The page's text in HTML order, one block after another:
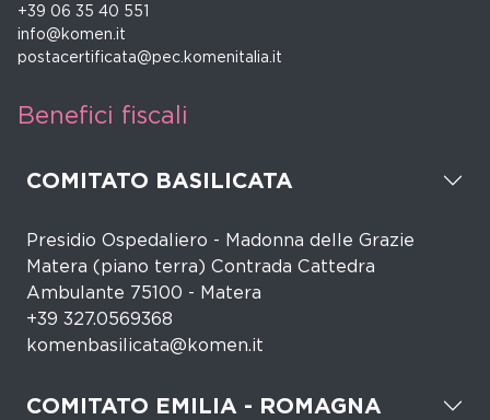
+39 06 35 40 551
info@komen.it
postacertificata@pec.komenitalia.it
Benefici fiscali
COMITATO BASILICATA
Presidio Ospedaliero - Madonna delle Grazie
Matera (piano terra) Contrada Cattedra
Ambulante 75100 - Matera
+39 327.0569368
komenbasilicata@komen.it
COMITATO EMILIA - ROMAGNA